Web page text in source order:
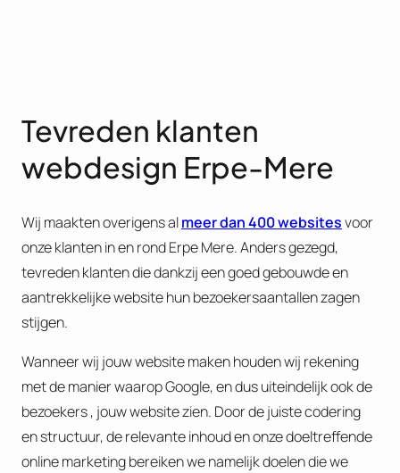
Tevreden klanten
webdesign Erpe-Mere
Wij maakten overigens almeer dan 400 websitesvoor
onze klanten in en rond Erpe Mere. Anders gezegd,
tevreden klanten die dankzij een goed gebouwde en
aantrekkelijke website hun bezoekersaantallen zagen
stijgen.
Wanneer wij jouw website maken houden wij rekening
met de manier waarop Google, en dus uiteindelijk ook de
bezoekers , jouw website zien. Door de juiste codering
en structuur, de relevante inhoud en onze doeltreffende
online marketing bereiken we namelijk doelen die we